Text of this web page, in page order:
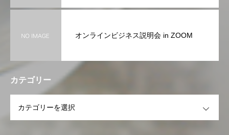
オンラインビジネス説明会 in ZOOM
カテゴリー